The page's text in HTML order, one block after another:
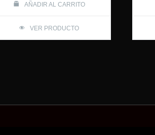
AÑADIR AL CARRITO
VER PRODUCTO